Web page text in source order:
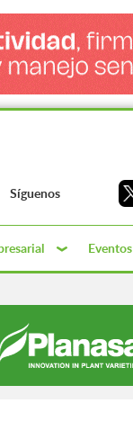
Síguenos
Eventos